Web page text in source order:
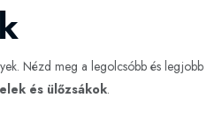
Nézd meg a legolcsóbb és legjobb
és ülőzsákok.